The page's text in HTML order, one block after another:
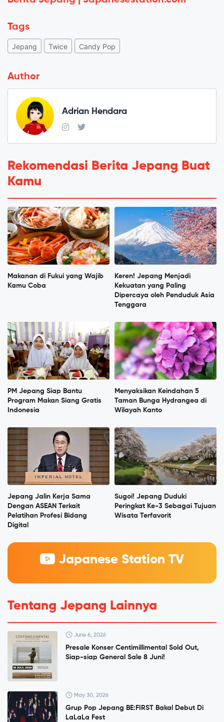
Tags
Jepang Twice Candy Pop
Author
Adrian Hendara
Rekomendasi Berita Jepang Buat
Kamu
Makanan di Fukui yang Wajib
Kamu Coba
Keren! Jepang Menjadi
Kekuatan yang Paling
Dipercaya oleh Penduduk Asia
Tenggara
PM Jepang Siap Bantu
Program Makan Siang Gratis
Indonesia
Menyaksikan Keindahan 5
Taman Bunga Hydrangea di
Wilayah Kanto
Jepang Jalin Kerja Sama
Dengan ASEAN Terkait
Pelatihan Profesi Bidang
Digital
Sugoi! Jepang Duduki
Peringkat Ke-3 Sebagai Tujuan
Wisata Terfavorit
Japanese Station TV
Tentang Jepang Lainnya
June 6, 2026
Presale Konser Centimillimental Sold Out,
Siap-siap General Sale 8 Juni!
May 30, 2026
Grup Pop Jepang BE:FIRST Bakal Debut Di
LaLaLa Fest